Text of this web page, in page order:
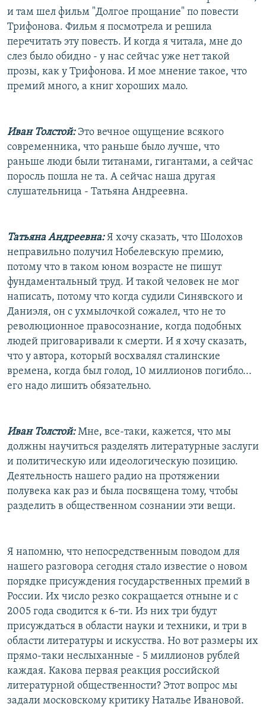
и там шел фильм "Долгое прощание" по повести
Трифонова. Фильм я посмотрела и решила
перечитать эту повесть. И когда я читала, мне до
слез было обидно - у нас сейчас уже нет такой
прозы, как у Трифонова. И мое мнение такое, что
премий много, а книг хороших мало.
Иван Толстой:Это вечное ощущение всякого
современника, что раньше было лучше, что
раньше люди были титанами, гигантами, а сейчас
поросль пошла не та. А сейчас наша другая
слушательница - Татьяна Андреевна.
Татьяна Андреевна:Я хочу сказать, что Шолохов
неправильно получил Нобелевскую премию,
потому что в таком юном возрасте не пишут
фундаментальный труд. И такой человек не мог
написать, потому что когда судили Синявского и
Даниэля, он с ухмылочкой сожалел, что не то
революционное правосознание, когда подобных
людей приговаривали к смерти. И я хочу сказать,
что у автора, который восхвалял сталинские
времена, когда был голод, 10 миллионов погибло...
его надо лишить обязательно.
Иван Толстой:Мне, все-таки, кажется, что мы
должны научиться разделять литературные заслуги
и политическую или идеологическую позицию.
Деятельность нашего радио на протяжении
полувека как раз и была посвящена тому, чтобы
разделить в общественном сознании эти вещи.
Я напомню, что непосредственным поводом для
нашего разговора сегодня стало известие о новом
порядке присуждения государственных премий в
России. Их число резко сокращается отныне и с
2005 года сводится к 6-ти. Из них три будут
присуждаться в области науки и техники, и три в
области литературы и искусства. Но вот размеры их
прямо-таки неслыханные - 5 миллионов рублей
каждая. Какова первая реакция российской
литературной общественности? Этот вопрос мы
задали московскому критику Наталье Ивановой.